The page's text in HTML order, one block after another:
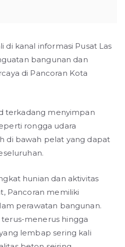
di kanal informasi Pusat Las
bangunan dan
di Pancoran Kota
terkadang menyimpan
rongga udara
di bawah pelat yang dapat
hunian dan aktivitas
Pancoran memiliki
perawatan bangunan.
menerus hingga
lembap sering kali